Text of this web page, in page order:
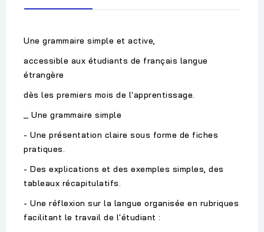
Une grammaire simple et active,
accessible aux étudiants de français langue
étrangère
dès les premiers mois de l'apprentissage.
_ Une grammaire simple
- Une présentation claire sous forme de fiches
pratiques.
- Des explications et des exemples simples, des
tableaux récapitulatifs.
- Une réflexion sur la langue organisée en rubriques
facilitant le travail de l'étudiant :